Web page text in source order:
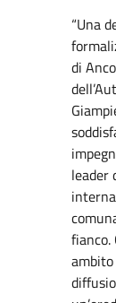
“Una
di
leader
fianco.